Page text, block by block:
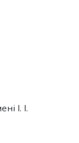
І. І.